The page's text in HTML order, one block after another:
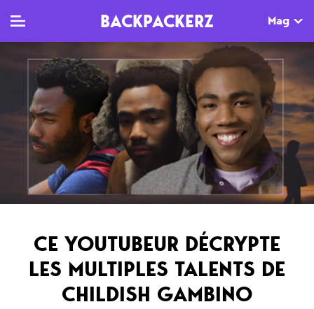
BACKPACKERZ Mag
TV
Clips
Live
Documentaires
MAG
Dossiers
Tops
Interviews
Sorties
Newsletter
AGENDA
Paris
Festivals
CE YOUTUBEUR DÉCRYPTE
LES MULTIPLES TALENTS DE
CHILDISH GAMBINO